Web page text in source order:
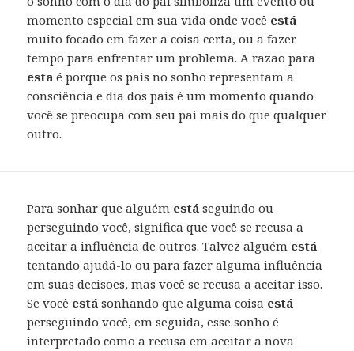
momento especial em sua vida onde você está
muito focado em fazer a coisa certa, ou a fazer
tempo para enfrentar um problema. A razão para
esta é porque os pais no sonho representam a
consciência e dia dos pais é um momento quando
você se preocupa com seu pai mais do que qualquer
outro.
Para sonhar que alguém está seguindo ou
perseguindo você, significa que você se recusa a
aceitar a influência de outros. Talvez alguém está
tentando ajudá-lo ou para fazer alguma influência
em suas decisões, mas você se recusa a aceitar isso.
Se você está sonhando que alguma coisa está
perseguindo você, em seguida, esse sonho é
interpretado como a recusa em aceitar a nova